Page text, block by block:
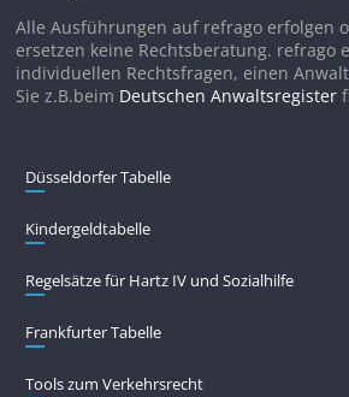
Alle Ausführungen auf refrago erfolgen
ersetzen keine Rechtsberatung. refrago
individuellen Rechtsfragen, einen
Sie z.B.beim Deutschen Anwaltsregister
Düsseldorfer Tabelle
Kindergeldtabelle
Regelsätze für Hartz IV und Sozialhilfe
Frankfurter Tabelle
Tools zum Verkehrsrecht